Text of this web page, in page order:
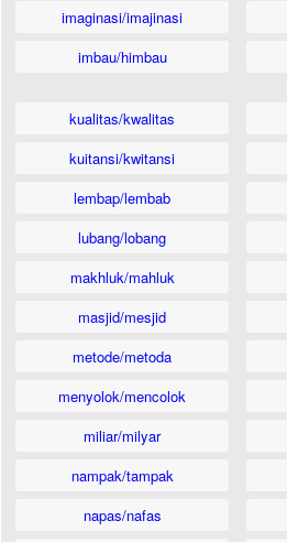
imaginasi/imajinasi
imbau/himbau
kualitas/kwalitas
kuitansi/kwitansi
lembap/lembab
lubang/lobang
makhluk/mahluk
masjid/mesjid
metode/metoda
menyolok/mencolok
miliar/milyar
nampak/tampak
napas/nafas